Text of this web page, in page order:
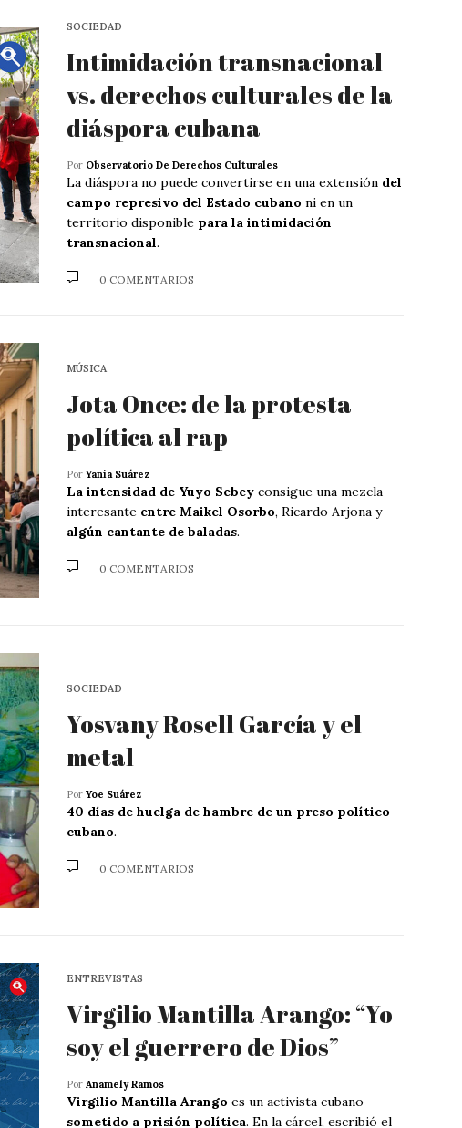
SOCIEDAD
Intimidación transnacional
vs. derechos culturales de la
diáspora cubana
Por Observatorio De Derechos Culturales
La diáspora no puede convertirse en una extensión del
campo represivo del Estado cubano ni en un
territorio disponible para la intimidación
transnacional.
0 COMENTARIOS
MÚSICA
Jota Once: de la protesta
política al rap
Por Yania Suárez
La intensidad de Yuyo Sebey consigue una mezcla
interesante entre Maikel Osorbo, Ricardo Arjona y
algún cantante de baladas.
0 COMENTARIOS
SOCIEDAD
Yosvany Rosell García y el
metal
Por Yoe Suárez
40 días de huelga de hambre de un preso político
cubano.
0 COMENTARIOS
ENTREVISTAS
Virgilio Mantilla Arango: “Yo
soy el guerrero de Dios”
Por Anamely Ramos
Virgilio Mantilla Arango es un activista cubano
sometido a prisión política. En la cárcel, escribió el